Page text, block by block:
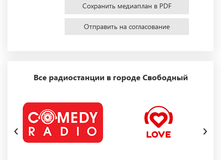
Сохранить медиаплан в PDF
Отправить на согласование
Все радиостанции в городе Свободный
‹ ›